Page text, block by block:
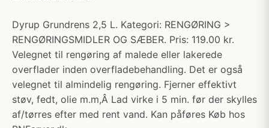
Dyrup Grundrens 2,5 L. Kategori: RENGØRING >
RENGØRINGSMIDLER OG SÆBER. Pris: 119.00 kr.
Velegnet til rengøring af malede eller lakerede
overflader inden overfladebehandling. Det er også
velegnet til almindelig rengøring. Fjerner effektivt
støv, fedt, olie m.m,Â Lad virke i 5 min. før der skylles
af/tørres efter med rent vand. Kan påføres Køb hos